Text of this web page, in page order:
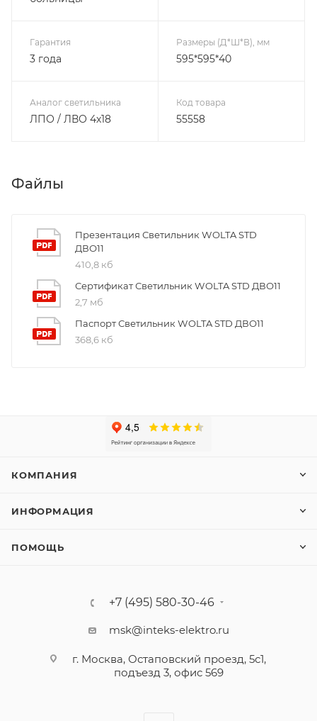
Гарантия
3 года
Размеры (Д*Ш*В), мм
595*595*40
Аналог светильника
ЛПО / ЛВО 4х18
Код товара
55558
Файлы
Презентация Светильник WOLTA STD
ДВО11
410,8 кб
Сертификат Светильник WOLTA STD ДВО11
2,7 мб
Паспорт Светильник WOLTA STD ДВО11
368,6 кб
КОМПАНИЯ
ИНФОРМАЦИЯ
ПОМОЩЬ
+7 (495) 580-30-46
msk@inteks-elektro.ru
г. Москва, Остаповский проезд, 5с1,
подъезд 3, офис 569